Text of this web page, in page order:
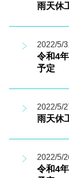
雨天休
2022/5/
令和4
予定
2022/5/
雨天休
2022/5/
令和4